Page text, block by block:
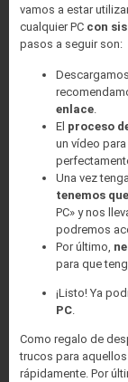
vamos a estar
cualquier PC con
pasos a seguir son:
enlace.
El proceso
un vídeo
Una vez
tenemos
PC» y nos
podremos
Por último,
para que
¡Listo! Ya
PC.
Como regalo de
trucos para
rápidamente. Por